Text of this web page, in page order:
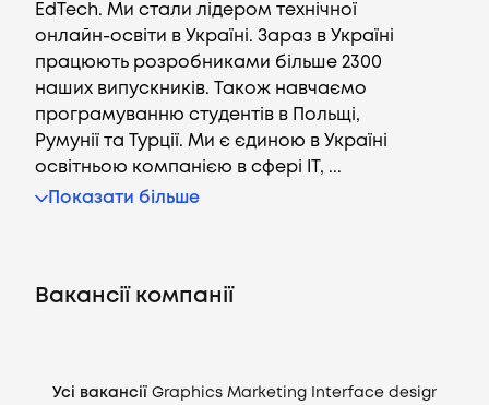
EdTech. Ми стали лідером технічної
онлайн-освіти в Україні. Зараз в Україні
працюють розробниками більше 2300
наших випускників. Також навчаємо
програмуванню студентів в Польщі,
Румунії та Турції. Ми є єдиною в Україні
освітньою компанією в сфері IT, ...
Показати більше
Вакансії компанії
Усі вакансії Graphics Marketing Interface design